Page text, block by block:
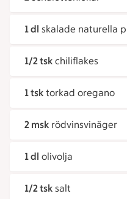
1 dl skalade naturella
1/2 tsk chiliflakes
1 tsk torkad oregano
2 msk rödvinsvinäger
1 dl olivolja
1/2 tsk salt